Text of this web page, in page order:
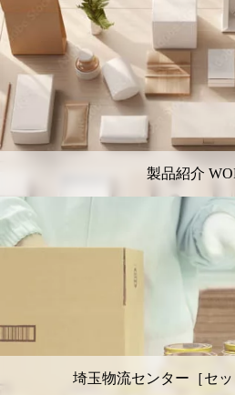
製品紹介
埼玉物流センター［セッ